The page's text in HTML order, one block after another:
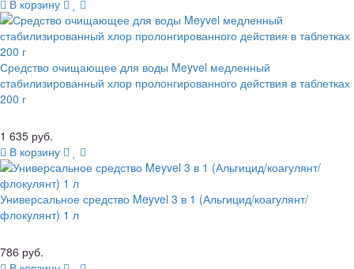
В корзину
Средство очищающее для воды Meyvel медленный
стабилизированный хлор пролонгированного действия в таблетках
200 г
1 635 руб.
В корзину
Универсальное средство Meyvel 3 в 1 (Альгицид/коагулянт/
флокулянт) 1 л
786 руб.